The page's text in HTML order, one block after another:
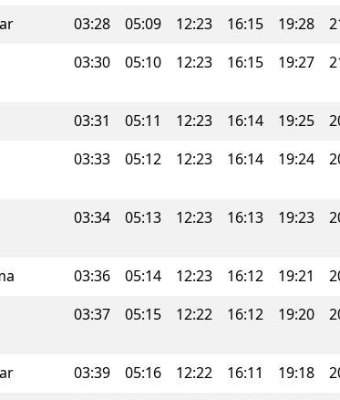
03:28 05:09 12:23 16:15 19:28
03:30 05:10 12:23 16:15 19:27
03:31 05:11 12:23 16:14 19:25
03:33 05:12 12:23 16:14 19:24
03:34 05:13 12:23 16:13 19:23
03:36 05:14 12:23 16:12 19:21
03:37 05:15 12:22 16:12 19:20
03:39 05:16 12:22 16:11 19:18